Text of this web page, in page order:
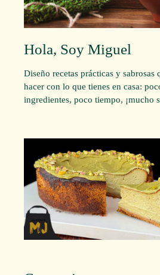
Hola, Soy Miguel
Diseño recetas prácticas y sabrosas
hacer con lo que tienes en casa:
ingredientes, poco tiempo, ¡mucho